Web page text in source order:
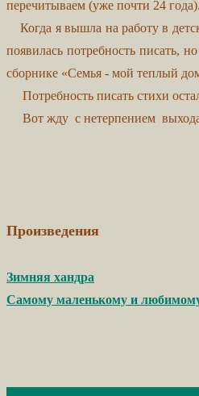
перечитываем (уже почти 24 года).
Когда я вышла на работу в
появилась потребность писать,
сборнике «Семья - мой теплый
Потребность писать стихи
Вот жду с нетерпением выхода
Произведения
Зимняя хандра
Самому маленькому и